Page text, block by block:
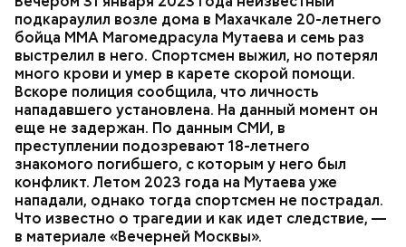
подкараулил возле дома в Махачкале 20-летнего
бойца ММА Магомедрасула Мутаева и семь раз
выстрелил в него. Спортсмен выжил, но потерял
много крови и умер в карете скорой помощи.
Вскоре полиция сообщила, что личность
нападавшего установлена. На данный момент он
еще не задержан. По данным СМИ, в
преступлении подозревают 18-летнего
знакомого погибшего, с которым у него был
конфликт. Летом 2023 года на Мутаева уже
нападали, однако тогда спортсмен не пострадал.
Что известно о трагедии и как идет следствие, —
в материале «Вечерней Москвы».
Очевидцы трагедии вызвали полицию и скорую
помощь, однако врачи оказались бессильны —
пострадавший умер по пути в больницу.
РЕСПУБЛИКА ДАГЕСТАН
СМЕРТЬ